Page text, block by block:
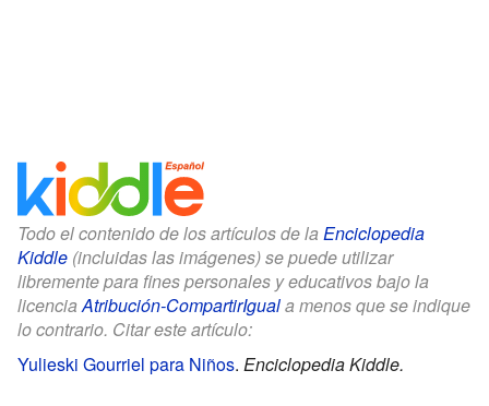
Todo el contenido de los artículos de la Enciclopedia
Kiddle (incluidas las imágenes) se puede utilizar
libremente para fines personales y educativos bajo la
licenciaAtribución-CompartirIguala menos que se indique
lo contrario. Citar este artículo:
Yulieski Gourriel para Niños. Enciclopedia Kiddle.